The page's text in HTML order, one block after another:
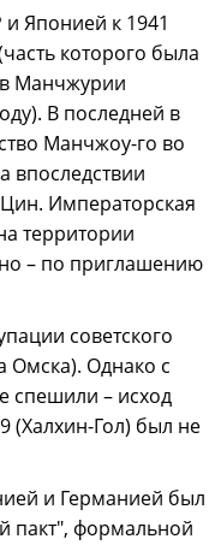
Японией к 1941
которого была
Манчжурии
В последней в
Манчжоу-го во
впоследствии
Императорская
территории
– по приглашению
советского
Омска). Однако с
спешили – исход
(Халхин-Гол) был не
и Германией был
пакт", формальной